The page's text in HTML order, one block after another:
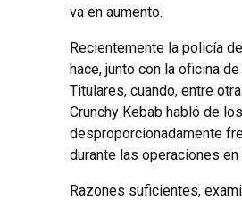
va en aumento.
Recientemente la policía
hace, junto con la oficina
Titulares, cuando, entre
Crunchy Kebab habló de
desproporcionadamente
durante las operaciones en
Razones suficientes,